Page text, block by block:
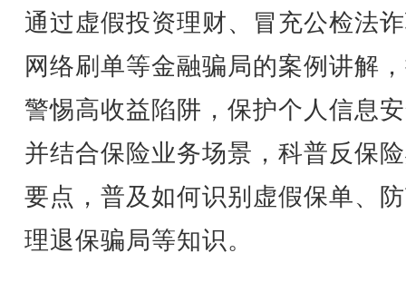
通过虚假投资理财、冒充公检法
网络刷单等金融骗局的案例讲解
警惕高收益陷阱，保护个人信息
并结合保险业务场景，科普反保
要点，普及如何识别虚假保单、
理退保骗局等知识。